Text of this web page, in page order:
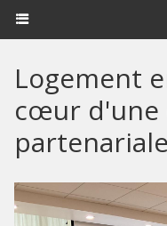
Logement
cœur d'une
partenariale